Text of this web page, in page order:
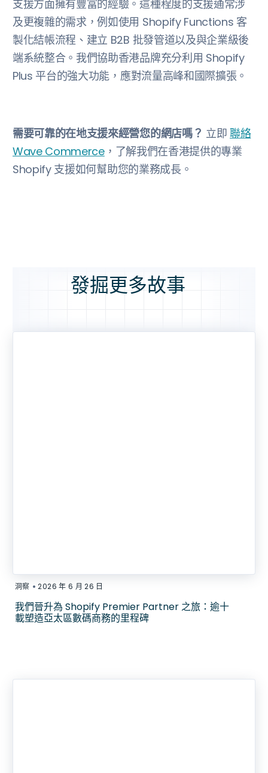
支援方面擁有豐富的經驗。這種程度的支援通常涉
及更複雜的需求，例如使用 Shopify Functions 客
製化結帳流程、建立 B2B 批發管道以及與企業級後
端系統整合。我們協助香港品牌充分利用 Shopify
Plus 平台的強大功能，應對流量高峰和國際擴張。
需要可靠的在地支援來經營您的網店嗎？ 立即 聯絡
Wave Commerce，了解我們在香港提供的專業
Shopify 支援如何幫助您的業務成長。
發掘更多故事
洞察 • 2026 年 6 月 26 日
我們晉升為 Shopify Premier Partner 之旅：逾十
載塑造亞太區數碼商務的里程碑